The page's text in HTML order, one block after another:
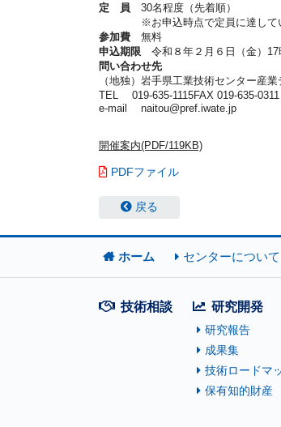
定 員 30名程度（先着順）
※お申込時点で定員に達していた
参加費 無料
申込期限 令和８年２月６日（金）17
問い合わせ先
（地独）岩手県工業技術センター産
TEL 019-635-1115FAX 019-635-0311
e-mail naitou@pref.iwate.jp
開催案内(PDF/119KB)
PDFファイル
戻る
ホーム センターについて
技術相談 研究開発
研究報告
成果集
技術ロードマ
保有知的財産